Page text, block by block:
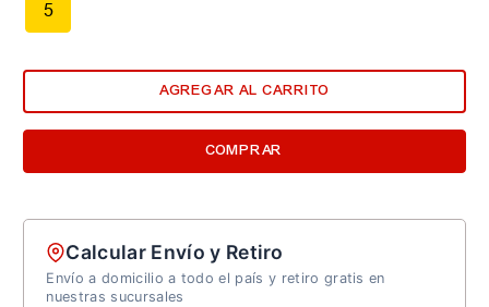
5
AGREGAR AL CARRITO
COMPRAR
Calcular Envío y Retiro
Envío a domicilio a todo el país y retiro gratis en
nuestras sucursales